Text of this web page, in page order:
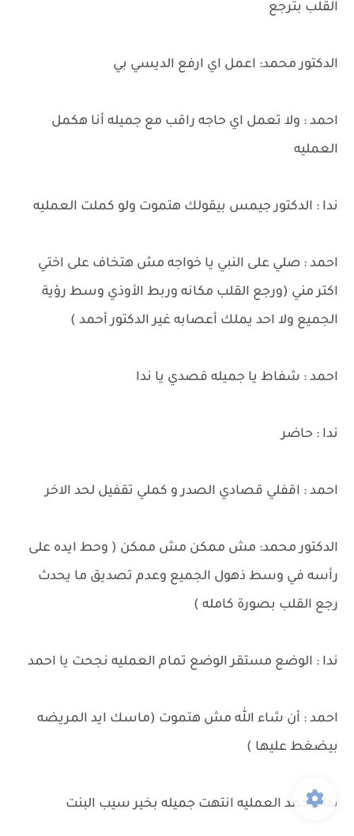
القلب بترجع
الدكتور محمد: اعمل اي ارفع الديسي بي
احمد : ولا تعمل اي حاجه راقب مع جميله أنا هكمل
العمليه
ندا : الدكتور جيمس بيقولك هتموت ولو كملت العمليه
احمد : صلي على النبي يا خواجه مش هتخاف على اختي
اكتر مني (ورجع القلب مكانه وربط الأوذي وسط رؤية
الجميع ولا احد يملك أعصابه غير الدكتور أحمد )
احمد : شفاط يا جميله قصدي يا ندا
ندا : حاضر
احمد : اقفلي قصادي الصدر و كملي تقفيل لحد الاخر
الدكتور محمد: مش ممكن مش ممكن ( وحط ايده على
رأسه في وسط ذهول الجميع وعدم تصديق ما يحدث
رجع القلب بصورة كامله )
ندا : الوضع مستقر الوضع تمام العمليه نجحت يا احمد
احمد : أن شاء الله مش هتموت (ماسك ايد المريضه
بيضغط عليها )
ندا : احمد العمليه انتهت جميله بخير سيب البنت